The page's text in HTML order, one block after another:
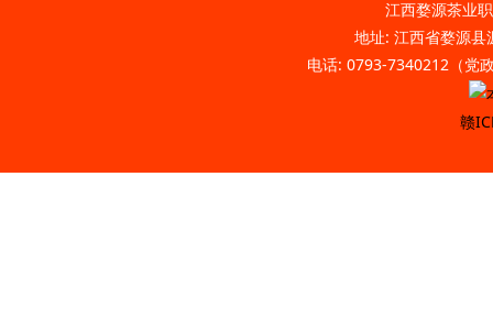
江西婺源茶业
地址: 江西省婺源
电话: 0793-7340212（党
赣